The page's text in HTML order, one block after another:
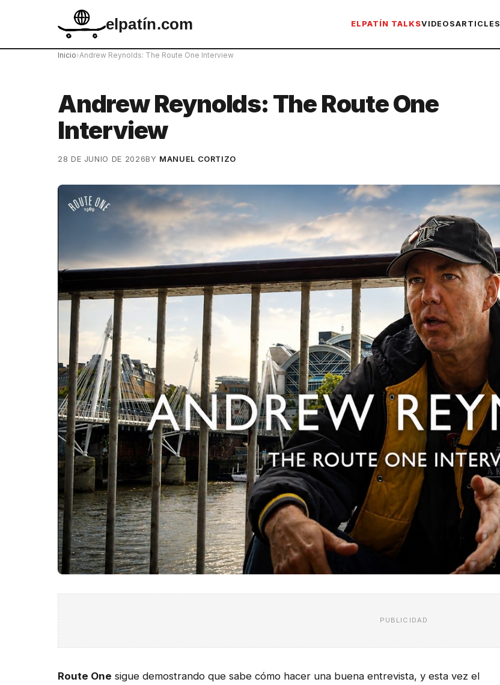
elpatín.com ELPATÍN TALKSVIDEOSARTICLES
Inicio›Andrew Reynolds: The Route One Interview
Andrew Reynolds: The Route One
Interview
28 DE JUNIO DE 2026BY MANUEL CORTIZO
PUBLICIDAD
Route One sigue demostrando que sabe cómo hacer una buena entrevista, y esta vez el